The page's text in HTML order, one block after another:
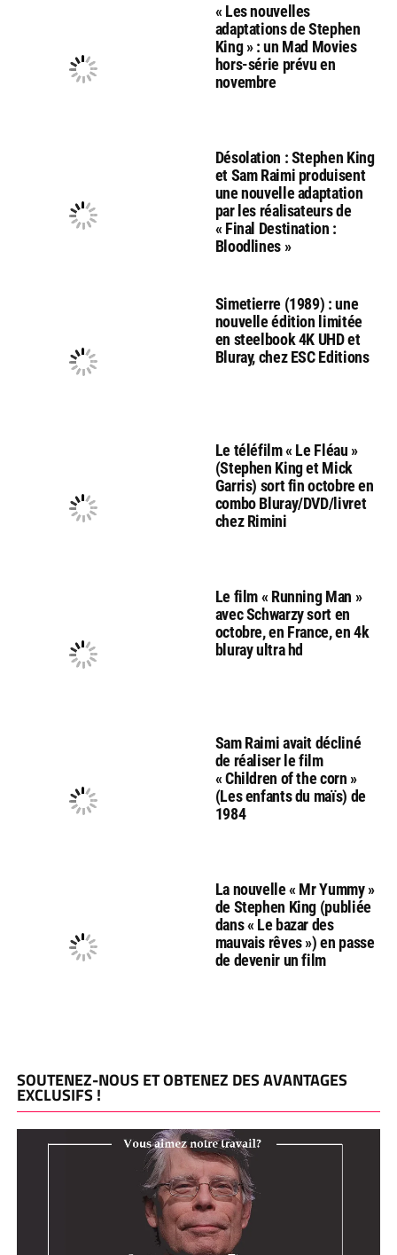
« Les nouvelles
adaptations de Stephen
King » : un Mad Movies
hors-série prévu en
novembre
Désolation : Stephen King
et Sam Raimi produisent
une nouvelle adaptation
par les réalisateurs de
« Final Destination :
Bloodlines »
Simetierre (1989) : une
nouvelle édition limitée
en steelbook 4K UHD et
Bluray, chez ESC Editions
Le téléfilm « Le Fléau »
(Stephen King et Mick
Garris) sort fin octobre en
combo Bluray/DVD/livret
chez Rimini
Le film « Running Man »
avec Schwarzy sort en
octobre, en France, en 4k
bluray ultra hd
Sam Raimi avait décliné
de réaliser le film
« Children of the corn »
(Les enfants du maïs) de
1984
La nouvelle « Mr Yummy »
de Stephen King (publiée
dans « Le bazar des
mauvais rêves ») en passe
de devenir un film
SOUTENEZ-NOUS ET OBTENEZ DES AVANTAGES
EXCLUSIFS !